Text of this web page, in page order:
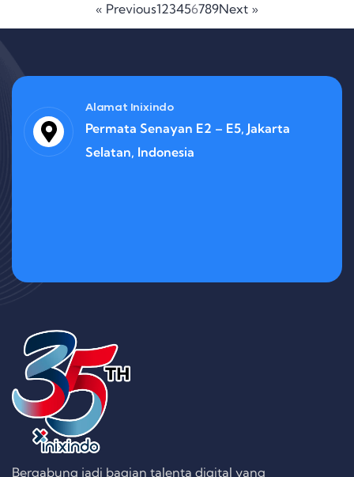
« Previous123456789Next »
Alamat Inixindo
Permata Senayan E2 – E5, Jakarta
Selatan, Indonesia
Bergabung jadi bagian talenta digital yang